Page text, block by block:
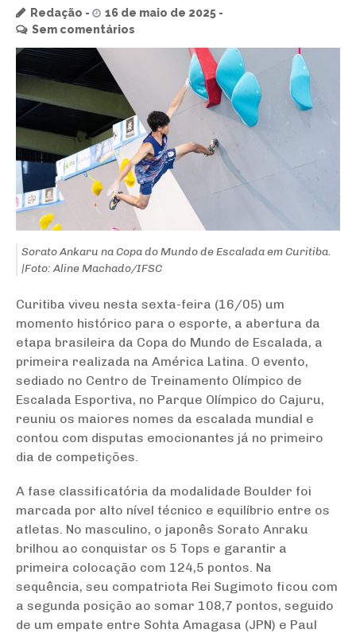
Redação
16 de maio de 2025
Sem comentários
Sorato Ankaru na Copa do Mundo de Escalada em Curitiba.
|Foto: Aline Machado/IFSC
Curitiba viveu nesta sexta-feira (16/05) um
momento histórico para o esporte, a abertura da
etapa brasileira da Copa do Mundo de Escalada, a
primeira realizada na América Latina. O evento,
sediado no Centro de Treinamento Olímpico de
Escalada Esportiva, no Parque Olímpico do Cajuru,
reuniu os maiores nomes da escalada mundial e
contou com disputas emocionantes já no primeiro
dia de competições.
A fase classificatória da modalidade Boulder foi
marcada por alto nível técnico e equilíbrio entre os
atletas. No masculino, o japonês Sorato Anraku
brilhou ao conquistar os 5 Tops e garantir a
primeira colocação com 124,5 pontos. Na
sequência, seu compatriota Rei Sugimoto ficou com
a segunda posição ao somar 108,7 pontos, seguido
de um empate entre Sohta Amagasa (JPN) e Paul